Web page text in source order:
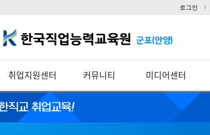
로그인
취업지원센터 커뮤니티 미디어센터